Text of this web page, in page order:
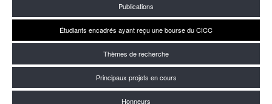
Publications
Étudiants encadrés ayant reçu une bourse du CICC
Thèmes de recherche
Principaux projets en cours
Honneurs